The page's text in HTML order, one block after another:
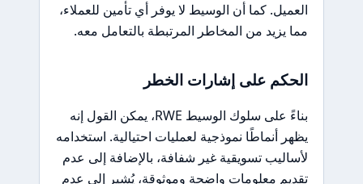
العميل. كما أن الوسيط لا يوفر أي تأمين للعملاء،
مما يزيد من المخاطر المرتبطة بالتعامل معه.
الحكم على إشارات الخطر
بناءً على سلوك الوسيط RWE، يمكن القول إنه
يظهر أنماطًا نموذجية لعمليات احتيالية. استخدامه
لأساليب تسويقية غير شفافة، بالإضافة إلى عدم
تقديم معلومات واضحة وموثوقة، يُشير إلى عدم